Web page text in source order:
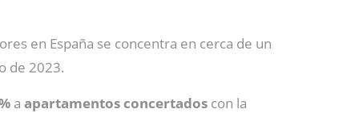
en España se concentra en cerca de un
de 2023.
a apartamentos concertados con la